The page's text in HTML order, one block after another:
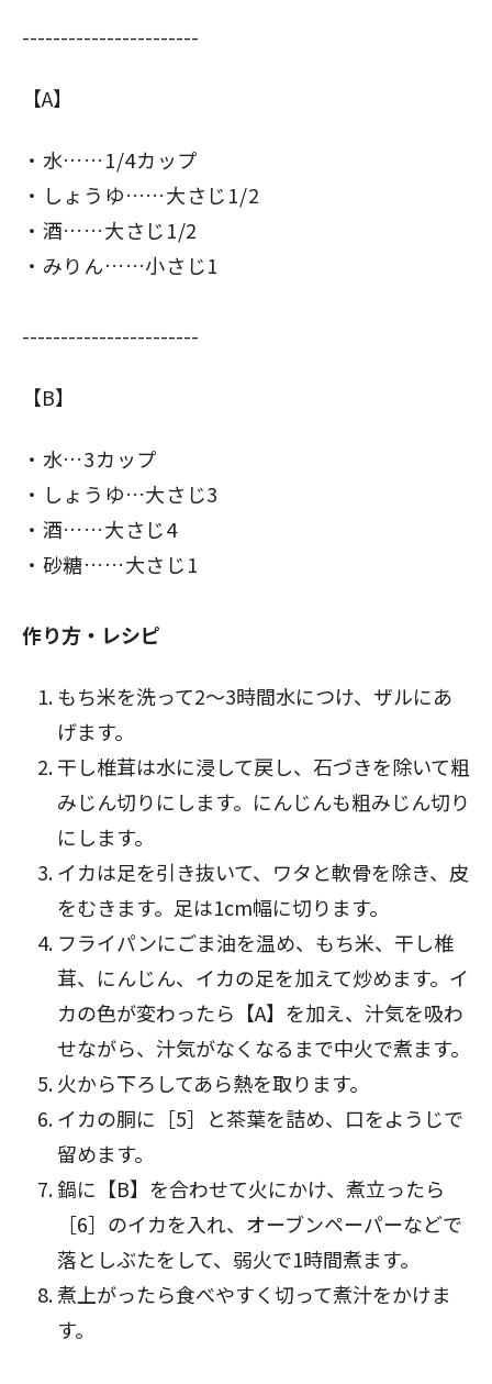
-----------------------
【A】
水……1/4カップ
しょうゆ……大さじ1/2
酒……大さじ1/2
みりん……小さじ1
-----------------------
【B】
水…3カップ
しょうゆ…大さじ3
酒……大さじ4
砂糖……大さじ1
作り方・レシピ
もち米を洗って2～3時間水につけ、ザルにあ
げます。
干し椎茸は水に浸して戻し、石づきを除いて粗
みじん切りにします。にんじんも粗みじん切り
にします。
イカは足を引き抜いて、ワタと軟骨を除き、皮
をむきます。足は1cm幅に切ります。
フライパンにごま油を温め、もち米、干し椎
茸、にんじん、イカの足を加えて炒めます。イ
カの色が変わったら【A】を加え、汁気を吸わ
せながら、汁気がなくなるまで中火で煮ます。
火から下ろしてあら熱を取ります。
イカの胴に［5］と茶葉を詰め、口をようじで
留めます。
鍋に【B】を合わせて火にかけ、煮立ったら
［6］のイカを入れ、オーブンペーパーなどで
落としぶたをして、弱火で1時間煮ます。
煮上がったら食べやすく切って煮汁をかけま
す。